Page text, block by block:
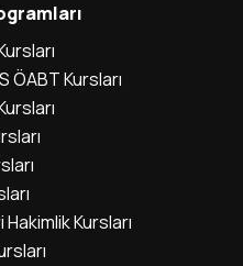
ÖABT Kursları
Kursları